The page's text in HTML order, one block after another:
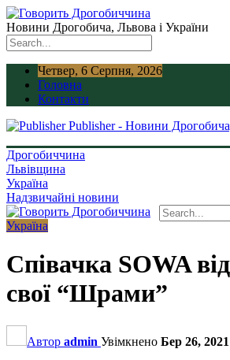
Новини Дрогобича, Львова і України
Четвер, 6 Серпня, 2026
Головна
Контакти
Publisher - Новини
Дрогобиччина
Львівщина
Україна
Надзвичайні новини
Україна
Співачка SOWA
свої “Шрами”
Автор admin Увімкнено Бер 26, 2021